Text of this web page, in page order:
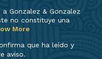
Gonzalez & Gonzalez
no constituye una
More
que ha leído y
aviso.